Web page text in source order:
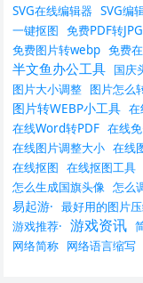
SVG在线编辑器 SVG编
一键抠图 免费PDF转JPG
免费图片转webp 免费
半文鱼办公工具 国庆
图片大小调整 图片怎么
图片转WEBP小工具
在线Word转PDF 在线
在线图片调整大小 在线
在线抠图 在线抠图工具
怎么生成国旗头像 怎么
易起游· 最好用的图片
游戏推荐· 游戏资讯
网络简称 网络语言缩写